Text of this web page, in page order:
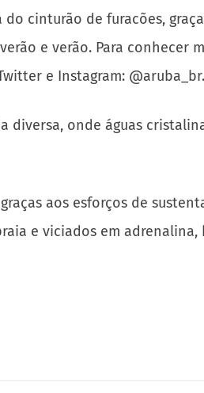
cinturão de furacões,
e verão. Para conhecer
e Instagram: @aruba_br.
diversa, onde águas
aos esforços de
e viciados em